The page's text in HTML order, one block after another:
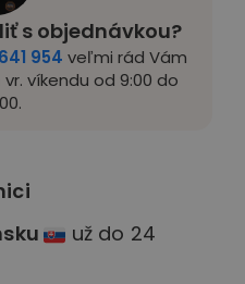
s objednávkou?
954 veľmi rád Vám
víkendu od 9:00 do
už do 24